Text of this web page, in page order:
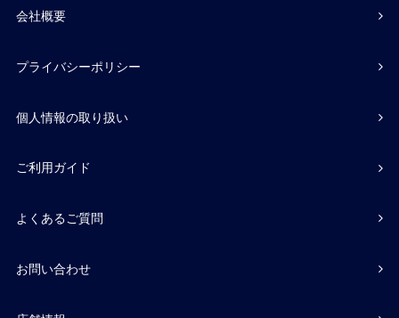
会社概要
プライバシーポリシー
個人情報の取り扱い
ご利用ガイド
よくあるご質問
お問い合わせ